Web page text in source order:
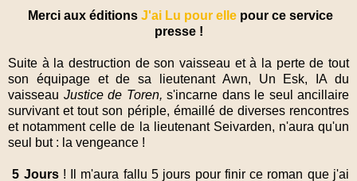
Merci aux éditions J'ai Lu pour ellepour ce service
presse !
Suite à la destruction de son vaisseau et à la perte de tout
son équipage et de sa lieutenant Awn, Un Esk, IA du
vaisseau Justice de Toren, s'incarne dans le seul ancillaire
survivant et tout son périple, émaillé de diverses rencontres
et notamment celle de la lieutenant Seivarden, n'aura qu'un
seul but : la vengeance !
5 Jours! Il m'aura fallu 5 jours pour finir ce roman que j'ai